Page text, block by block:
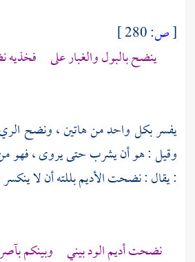
[ص:
ينضح بالبول والغبار على فخذيه
يفسر بكل واحد من هاتين ، ونضح
وقيل : هو أن يشرب حتى يروى ، فهو
: يقال : نضحت الأديم بللته أن لا
نضحت أديم الود بيني وبينكم